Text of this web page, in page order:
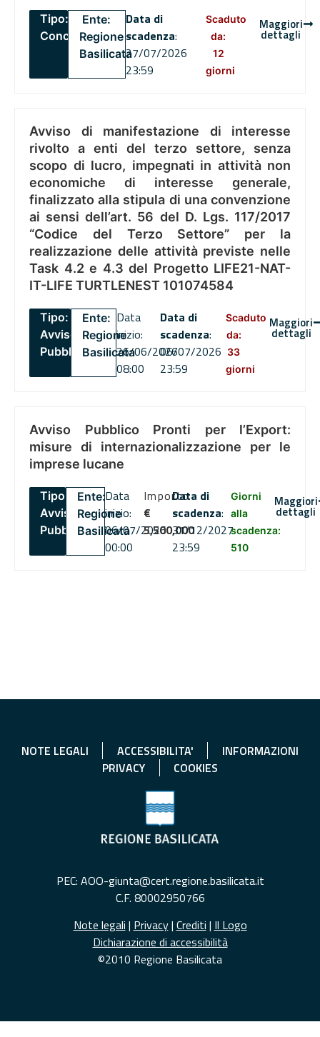
Tipo:
Concorsi
Ente:
Regione
Basilicata
Data di
scadenza:
27/07/2026
23:59
Scaduto
da:
12
giorni
Maggiori
dettagli
Avviso di manifestazione di interesse
rivolto a enti del terzo settore, senza
scopo di lucro, impegnati in attività non
economiche di interesse generale,
finalizzato alla stipula di una convenzione
ai sensi dell’art. 56 del D. Lgs. 117/2017
“Codice del Terzo Settore” per la
realizzazione delle attività previste nelle
Task 4.2 e 4.3 del Progetto LIFE21-NAT-
IT-LIFE TURTLENEST 101074584
Tipo:
Avviso
Pubblico
Ente:
Regione
Basilicata
Data
inizio:
26/06/2026
08:00
Data di
scadenza:
06/07/2026
23:59
Scaduto
da:
33
giorni
Maggiori
dettagli
Avviso Pubblico Pronti per l’Export:
misure di internazionalizzazione per le
imprese lucane
Tipo:
Avviso
Pubblico
Ente:
Regione
Basilicata
Data
inizio:
06/07/2026
00:00
Importo
€
5,500,000
Data di
scadenza:
31/12/2027
23:59
Giorni
alla
scadenza:
510
Maggiori
dettagli
NOTE LEGALI ACCESSIBILITA'
INFORMAZIONI
PRIVACY
COOKIES
PEC: AOO-giunta@cert.regione.basilicata.it
C.F. 80002950766
Note legali | Privacy| Crediti | Il Logo
Dichiarazione di accessibilità
©2010 Regione Basilicata